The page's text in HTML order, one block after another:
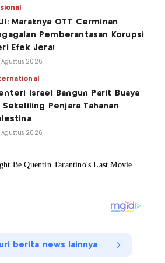
Maraknya OTT Cerminan
Pemberantasan Korupsi
Efek Jera!
Agustus 2026
Israel Bangun Parit Buaya
Sekeliling Penjara Tahanan
Agustus 2026
berita news lainnya